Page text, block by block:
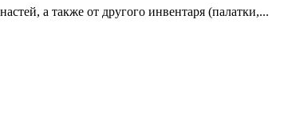
а также от другого инвентаря (палатки,...